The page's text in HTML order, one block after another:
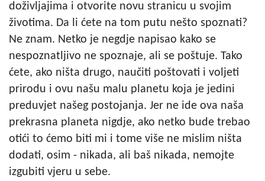
doživljajima i otvorite novu stranicu u svojim
životima. Da li ćete na tom putu nešto spoznati?
Ne znam. Netko je negdje napisao kako se
nespoznatljivo ne spoznaje, ali se poštuje. Tako
ćete, ako ništa drugo, naučiti poštovati i voljeti
prirodu i ovu našu malu planetu koja je jedini
preduvjet našeg postojanja. Jer ne ide ova naša
prekrasna planeta nigdje, ako netko bude trebao
otići to ćemo biti mi i tome više ne mislim ništa
dodati, osim - nikada, ali baš nikada, nemojte
izgubiti vjeru u sebe.